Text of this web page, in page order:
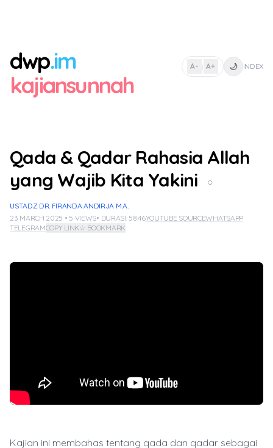
dwp.im
kajiansunnah
A- | A+ 🌙 INDEX
Qada & Qadar Rahasia Allah
yang Wajib Kita Yakini
○
USTADZ DR. FIRANDA ANDIRJA M.A.
23 MARCH 2025 • 5 VIEWS• DURASI: 58:46YOUTUBE SOURCEWHATSAPP
TELEGRAMCOPY LINK☆ BOOKMARK
Kajian ini membahas tentang qada dan qadar sebagai